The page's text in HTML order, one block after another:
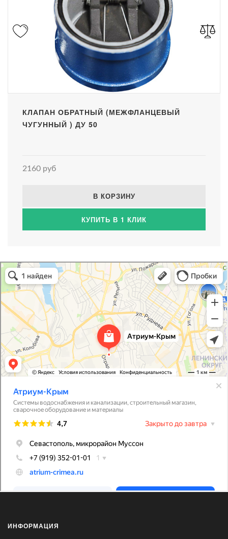
КЛАПАН ОБРАТНЫЙ (МЕЖФЛАНЦЕВЫЙ
ЧУГУННЫЙ ) ДУ 50
2160 руб
В КОРЗИНУ
КУПИТЬ В 1 КЛИК
Атриум-Крым
Системы водоснабжения, отопления, канализации в Севастополе
Снабжение строительных объектов в Севастополе
ИНФОРМАЦИЯ